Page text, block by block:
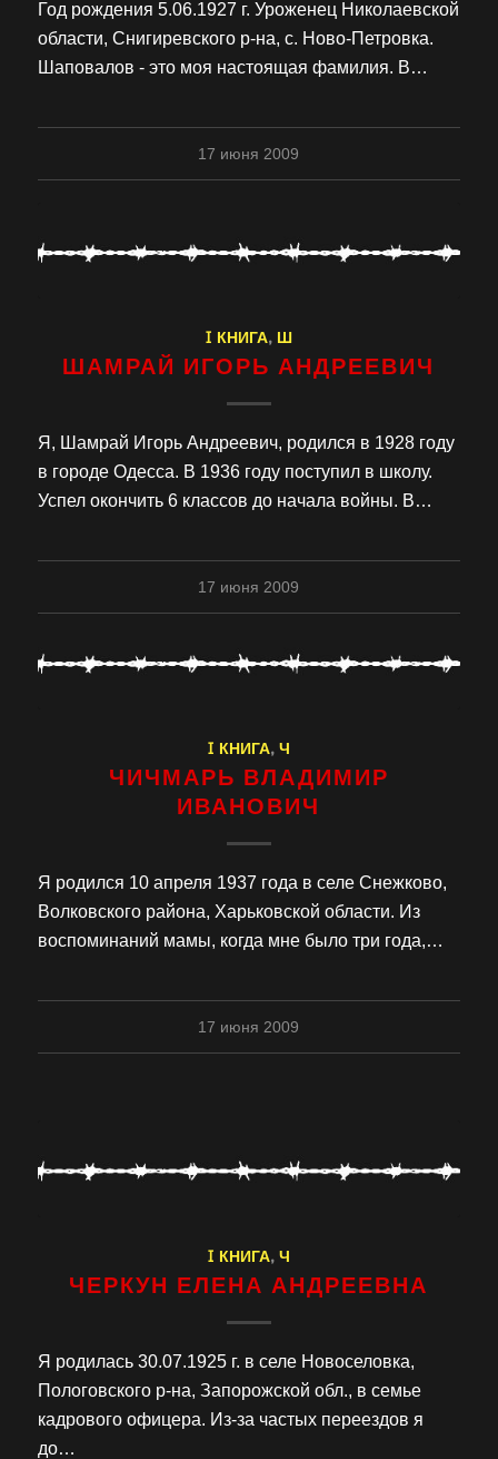
Год рождения 5.06.1927 г. Уроженец Николаевской
области, Снигиревского р-на, с. Ново-Петровка.
Шаповалов - это моя настоящая фамилия. В…
17 июня 2009
I КНИГА, Ш
ШАМРАЙ ИГОРЬ АНДРЕЕВИЧ
Я, Шамрай Игорь Андреевич, родился в 1928 году
в городе Одесса. В 1936 году поступил в школу.
Успел окончить 6 классов до начала войны. В…
17 июня 2009
I КНИГА,Ч
ЧИЧМАРЬ ВЛАДИМИР
ИВАНОВИЧ
Я родился 10 апреля 1937 года в селе Снежково,
Волковского района, Харьковской области. Из
воспоминаний мамы, когда мне было три года,…
17 июня 2009
I КНИГА,Ч
ЧЕРКУН ЕЛЕНА АНДРЕЕВНА
Я родилась 30.07.1925 г. в селе Новоселовка,
Пологовского р-на, Запорожской обл., в семье
кадрового офицера. Из-за частых переездов я
до…